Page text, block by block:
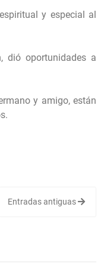
y especial al
dió oportunidades a
y amigo, están
Entradas antiguas